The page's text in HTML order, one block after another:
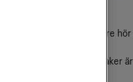
- IoE
i full gång. Allt oftare hör
- IoE. IoE är ett
system, processer och saker är